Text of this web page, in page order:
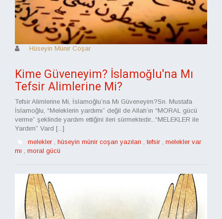
Hüseyin Münir Coşar
Kime Güveneyim? İslamoğlu'na Mı
Tefsir Alimlerine Mi?
Tefsir Alimlerine Mi, İslamoğlu’na Mı Güveneyim?Sn. Mustafa
İslamoğlu, “Meleklerin yardımı” değil de Allah’ın “MORAL gücü
verme” şeklinde yardım ettiğini ileri sürmektedir...“MELEKLER ile
Yardım” Vard [...]
melekler, hüseyin münir coşan yazıları , tefsir, melekler var
mı , moral gücü